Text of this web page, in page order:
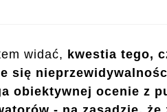
widać, kwestia tego,
się
obiektywnej ocenie z